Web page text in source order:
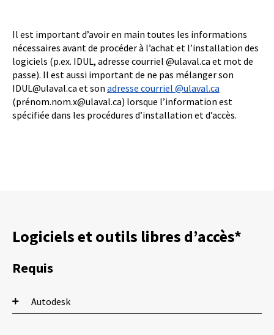
Il est important d’avoir en main toutes les informations
nécessaires avant de procéder à l’achat et l’installation des
logiciels (p.ex. IDUL, adresse courriel @ulaval.ca et mot de
passe). Il est aussi important de ne pas mélanger son
IDUL@ulaval.ca et son adresse courriel @ulaval.ca
(prénom.nom.x@ulaval.ca) lorsque l’information est
spécifiée dans les procédures d’installation et d’accès.
Logiciels et outils libres d’accès*
Requis
Autodesk